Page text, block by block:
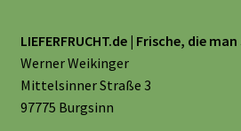
LIEFERFRUCHT.de | Frische, die
Werner Weikinger
Mittelsinner Straße 3
97775 Burgsinn